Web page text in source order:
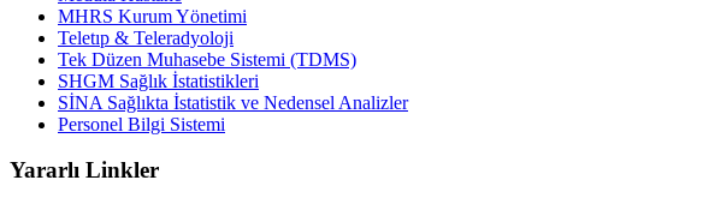
MHRS Kurum Yönetimi
Teletıp & Teleradyoloji
Tek Düzen Muhasebe Sistemi (TDMS)
SHGM Sağlık İstatistikleri
SİNA Sağlıkta İstatistik ve Nedensel Analizler
Personel Bilgi Sistemi
Yararlı Linkler